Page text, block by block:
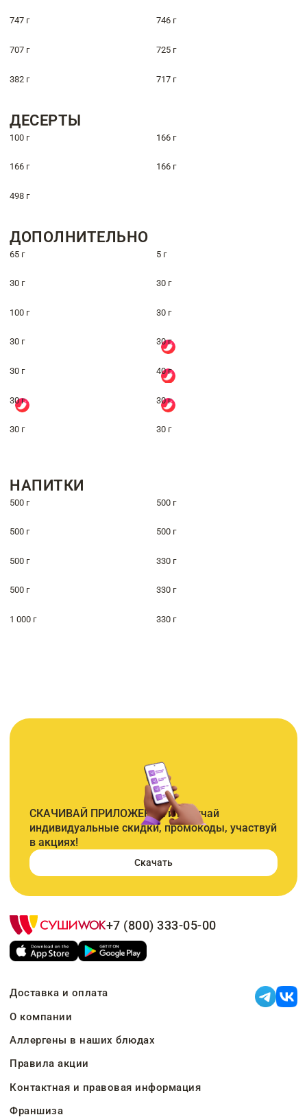
747 г 746 г
707 г 725 г
382 г 717 г
ДЕСЕРТЫ
100 г 166 г
166 г 166 г
498 г
ДОПОЛНИТЕЛЬНО
65 г 5 г
30 г 30 г
100 г 30 г
30 г 30 г
30 г 40 г
30 г 30 г
30 г 30 г
НАПИТКИ
500 г 500 г
500 г 500 г
500 г 330 г
500 г 330 г
1 000 г 330 г
СКАЧИВАЙ ПРИЛОЖЕНИЕ и получай
индивидуальные скидки, промокоды, участвуй
в акциях!
Скачать
+7 (800) 333-05-00
Доставка и оплата
О компании
Аллергены в наших блюдах
Правила акции
Контактная и правовая информация
Франшиза